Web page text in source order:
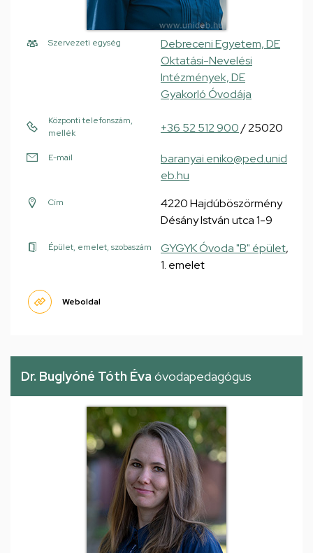
Szervezeti egység
Debreceni Egyetem, DE
Oktatási-Nevelési
Intézmények, DE
Gyakorló Óvodája
Központi telefonszám,
mellék
+36 52 512 900/ 25020
E-mail
baranyai.eniko@ped.unid
eb.hu
Cím
4220 Hajdúböszörmény
Désány István utca 1-9
Épület, emelet, szobaszám GYGYK Óvoda "B" épület,
1. emelet
Weboldal
Dr. Buglyóné Tóth Éva óvodapedagógus